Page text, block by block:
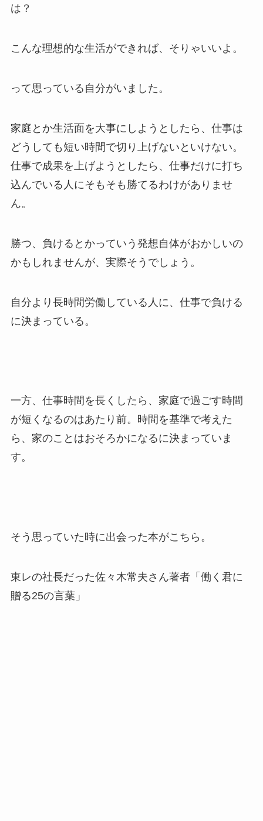
は？
こんな理想的な生活ができれば、そりゃいいよ。
って思っている自分がいました。
家庭とか生活面を大事にしようとしたら、仕事は
どうしても短い時間で切り上げないといけない。
仕事で成果を上げようとしたら、仕事だけに打ち
込んでいる人にそもそも勝てるわけがありませ
ん。
勝つ、負けるとかっていう発想自体がおかしいの
かもしれませんが、実際そうでしょう。
自分より長時間労働している人に、仕事で負ける
に決まっている。
一方、仕事時間を長くしたら、家庭で過ごす時間
が短くなるのはあたり前。時間を基準で考えた
ら、家のことはおそろかになるに決まっていま
す。
そう思っていた時に出会った本がこちら。
東レの社長だった佐々木常夫さん著者「働く君に
贈る25の言葉」